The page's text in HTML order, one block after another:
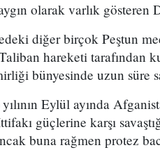
olarak varlık
diğer birçok Peştun
Taliban hareketi
bünyesinde uzun süre
Eylül ayında
güçlerine karşı
buna rağmen protez